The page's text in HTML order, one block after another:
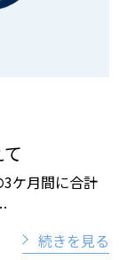
ケ月間に合計
続きを見る